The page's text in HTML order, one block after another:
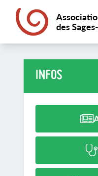
des
INFOS